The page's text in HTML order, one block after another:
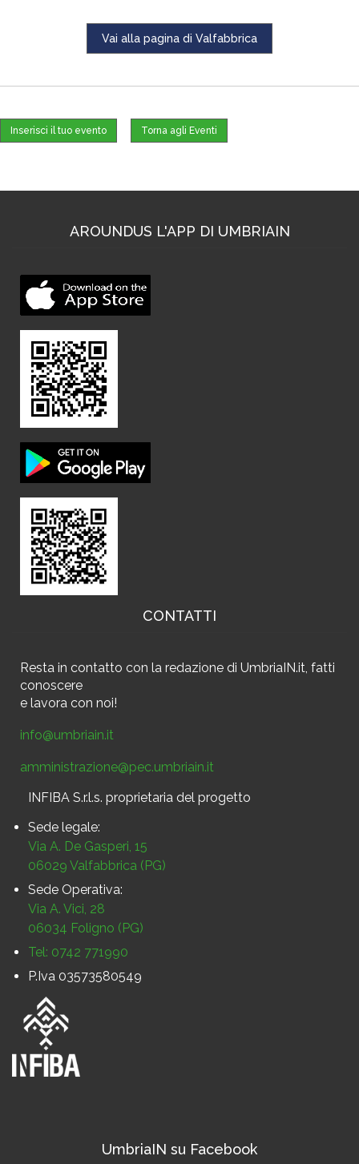
Vai alla pagina di Valfabbrica
Inserisci il tuo evento Torna agli Eventi
AROUNDUS L'APP DI UMBRIAIN
CONTATTI
Resta in contatto con la redazione di UmbriaIN.it, fatti
conoscere
e lavora con noi!
info@umbriain.it
amministrazione@pec.umbriain.it
INFIBA S.r.l.s. proprietaria del progetto
Sede legale:
Via A. De Gasperi, 15
06029 Valfabbrica (PG)
Sede Operativa:
Via A. Vici, 28
06034 Foligno (PG)
Tel: 0742 771990
P.Iva 03573580549
UmbriaIN su Facebook